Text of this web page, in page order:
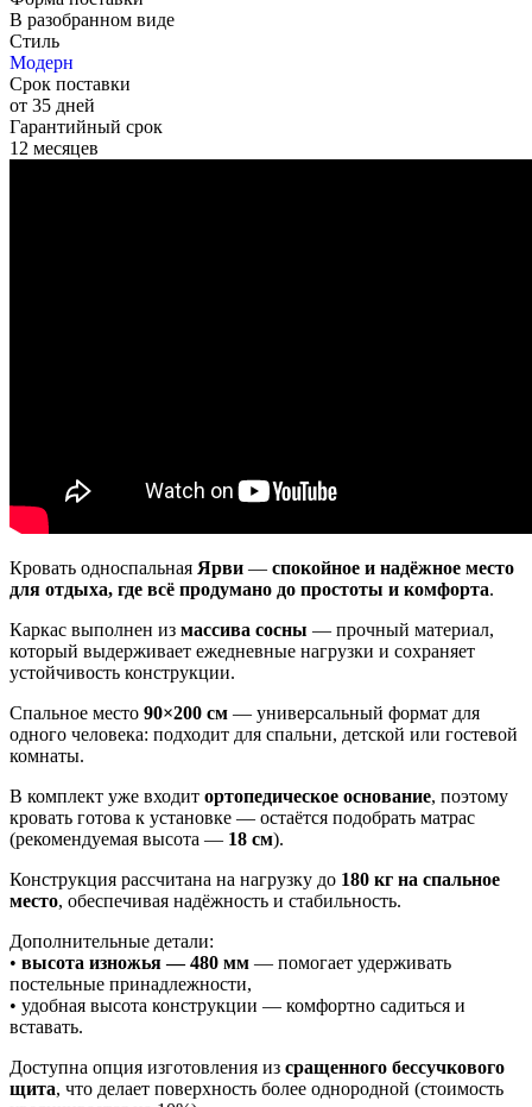
В разобранном виде
Стиль
Модерн
Срок поставки
от 35 дней
Гарантийный срок
12 месяцев
Кровать односпальная Ярви — спокойное и надёжное место
для отдыха, где всё продумано до простоты и комфорта.
Каркас выполнен из массива сосны — прочный материал,
который выдерживает ежедневные нагрузки и сохраняет
устойчивость конструкции.
Спальное место 90×200 см — универсальный формат для
одного человека: подходит для спальни, детской или гостевой
комнаты.
В комплект уже входит ортопедическое основание, поэтому
кровать готова к установке — остаётся подобрать матрас
(рекомендуемая высота — 18 см).
Конструкция рассчитана на нагрузку до 180 кг на спальное
место, обеспечивая надёжность и стабильность.
Дополнительные детали:
• высота изножья — 480 мм — помогает удерживать
постельные принадлежности,
• удобная высота конструкции — комфортно садиться и
вставать.
Доступна опция изготовления из сращенного бессучкового
щита, что делает поверхность более однородной (стоимость